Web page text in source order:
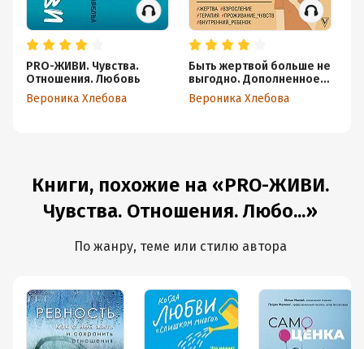
PRO-ЖИВИ. Чувства.
Отношения. Любовь
Вероника Хлебова
Быть жертвой больше не
выгодно. Дополненное
издание
Вероника Хлебова
Книги, похожие на «PRO-ЖИВИ.
Чувства. Отношения. Любо...»
По жанру, теме или стилю автора